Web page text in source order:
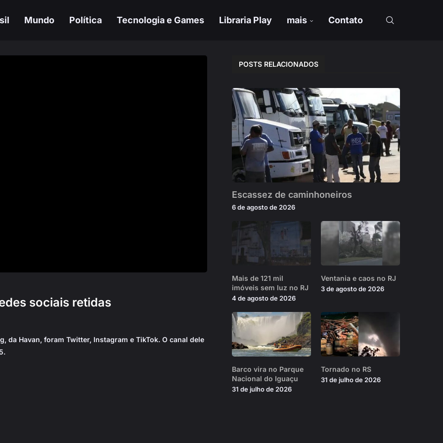
Mundo Política Tecnologia e Games Libraria Play mais Contato
sociais retidas
da Havan, foram Twitter, Instagram e TikTok. O canal dele
POSTS RELACIONADOS
Escassez de caminhoneiros
6 de agosto de 2026
Mais de 121 mil
imóveis sem luz no RJ
4 de agosto de 2026
Ventania e caos no RJ
3 de agosto de 2026
Barco vira no Parque
Nacional do Iguaçu
31 de julho de 2026
Tornado no RS
31 de julho de 2026